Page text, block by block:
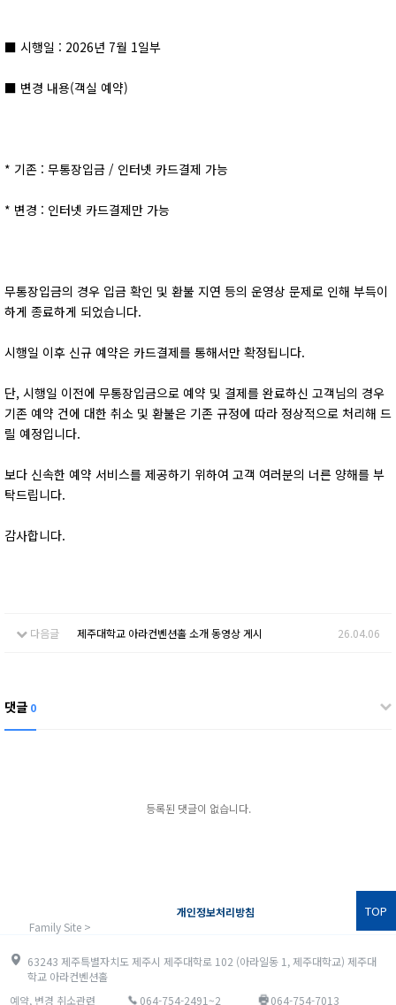
■ 시행일 : 2026년 7월 1일부
■ 변경 내용(객실 예약)
* 기존 : 무통장입금 / 인터넷 카드결제 가능
* 변경 : 인터넷 카드결제만 가능
무통장입금의 경우 입금 확인 및 환불 지연 등의 운영상 문제로 인해 부득이
하게 종료하게 되었습니다.
시행일 이후 신규 예약은 카드결제를 통해서만 확정됩니다.
단, 시행일 이전에 무통장입금으로 예약 및 결제를 완료하신 고객님의 경우
기존 예약 건에 대한 취소 및 환불은 기존 규정에 따라 정상적으로 처리해 드
릴 예정입니다.
보다 신속한 예약 서비스를 제공하기 위하여 고객 여러분의 너른 양해를 부
탁드립니다.
감사합니다.
다음글 제주대학교 아라컨벤션홀 소개 동영상 게시 26.04.06
댓글 0
등록된 댓글이 없습니다.
개인정보처리방침
Family Site >
TOP
63243 제주특별자치도 제주시 제주대학로 102 (아라일동 1, 제주대학교) 제주대
학교 아라컨벤션홀
예약, 변경 취소관련
064-754-2491~2 064-754-7013